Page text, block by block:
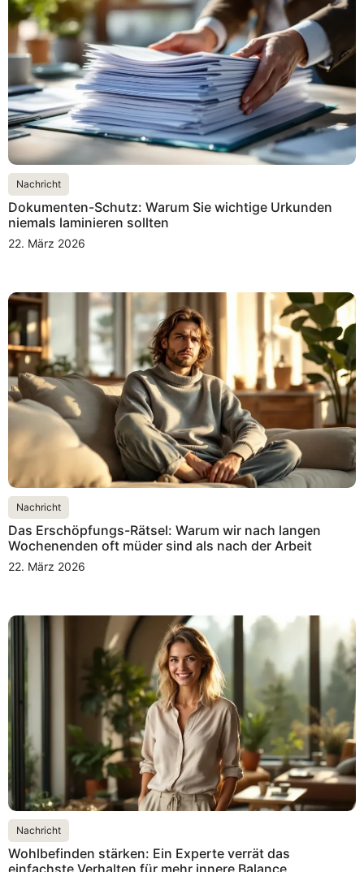
Nachricht
Dokumenten-Schutz: Warum Sie wichtige Urkunden
niemals laminieren sollten
22. März 2026
Nachricht
Das Erschöpfungs-Rätsel: Warum wir nach langen
Wochenenden oft müder sind als nach der Arbeit
22. März 2026
Nachricht
Wohlbefinden stärken: Ein Experte verrät das
einfachste Verhalten für mehr innere Balance